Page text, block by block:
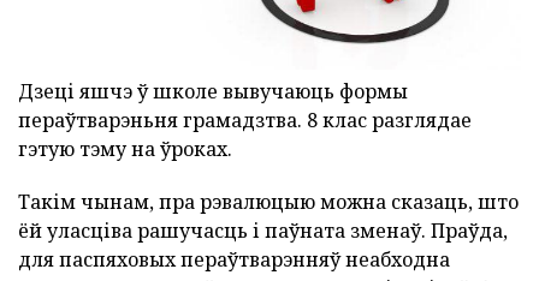
Дзеці яшчэ ў школе вывучаюць формы
пераўтварэньня грамадзтва. 8 клас разглядае
гэтую тэму на ўроках.
Такім чынам, пра рэвалюцыю можна сказаць, што
ёй уласціва рашучасць і паўната зменаў. Праўда,
для паспяховых пераўтварэнняў неабходна